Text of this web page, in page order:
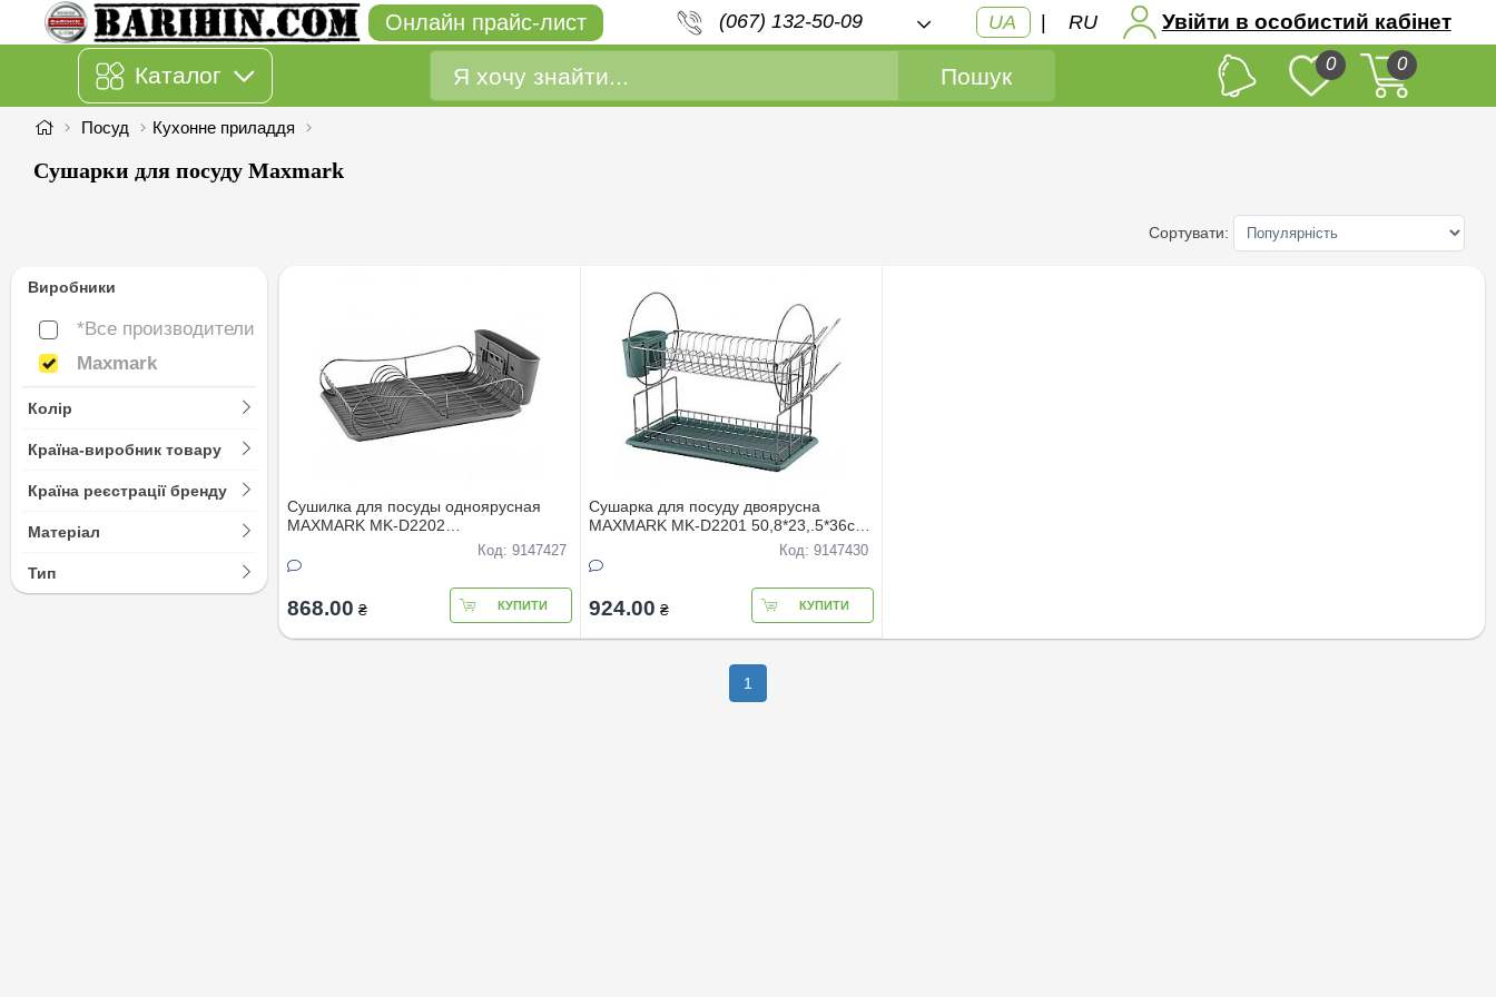
Онлайн прайс-лист (067) 132-50-09 UA | RU Увійти в особистий кабінет
Каталог Пошук 0 0
Посуд Кухонне приладдя
Сушарки для посуду Maxmark
Сортувати:
Виробники
*Все производители
*Все производители
Maxmark
Maxmark
Колір
Країна-виробник товару
Країна реєстрації бренду
Матеріал
Тип
Сушилка для посуды одноярусная
MAXMARK MK-D2202
48.4*32.5*13,5см (БЕЗ КОРОБКИ)
Код: 9147427
868.00 ₴ КУПИТИ
Сушарка для посуду двоярусна
MAXMARK MK-D2201 50,8*23,.5*36см
Код: 9147430
924.00 ₴ КУПИТИ
1